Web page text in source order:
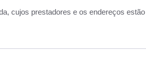
cujos prestadores e os endereços